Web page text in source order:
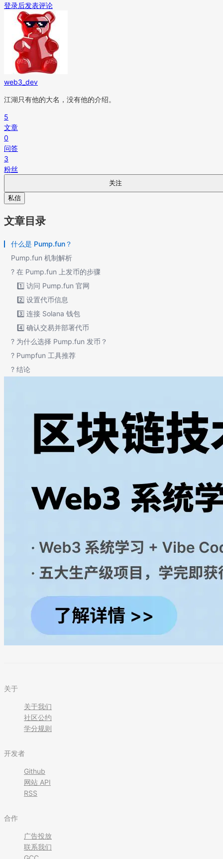
登录后发表评论
web3_dev
江湖只有他的大名，没有他的介绍。
5
文章
0
问答
3
粉丝
关注
私信
文章目录
什么是 Pump.fun？
Pump.fun 机制解析
? 在 Pump.fun 上发币的步骤
1️⃣ 访问 Pump.fun 官网
2️⃣ 设置代币信息
3️⃣ 连接 Solana 钱包
4️⃣ 确认交易并部署代币
? 为什么选择 Pump.fun 发币？
? Pumpfun 工具推荐
? 结论
关于
关于我们
社区公约
学分规则
开发者
Github
网站 API
RSS
合作
广告投放
联系我们